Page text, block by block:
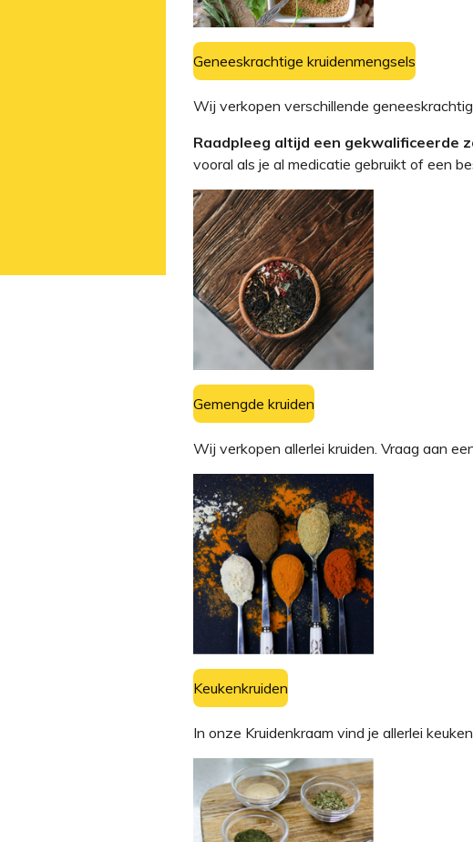
Geneeskrachtige kruidenmengsels
Wij verkopen verschillende
Raadpleeg altijd een gekwalificeerde
vooral als je al medicatie gebruikt of een
Gemengde kruiden
Wij verkopen allerlei kruiden. Vraag aan
Keukenkruiden
In onze Kruidenkraam vind je allerlei